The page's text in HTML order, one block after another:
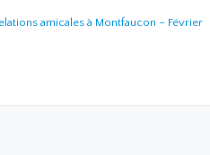
amicales à Montfaucon – Février